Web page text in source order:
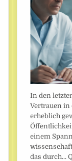
In den
Vertrauen in
erheblich
einem
das durch...